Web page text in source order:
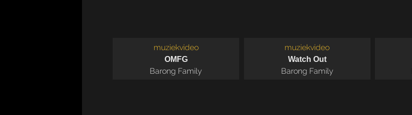
muziekvideo
OMFG
Barong Family
muziekvideo
Watch Out
Barong Family